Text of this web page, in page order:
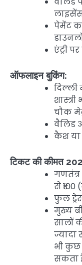
पेमेंट
एंट्री
ऑफलाइन बुकिंग:
चौक
वैलिड
कैश या
टिकट की कीमत
गणतंत्र
से
फुल ड्रेस
मुख्य
सालों
भी कुछ
सकता